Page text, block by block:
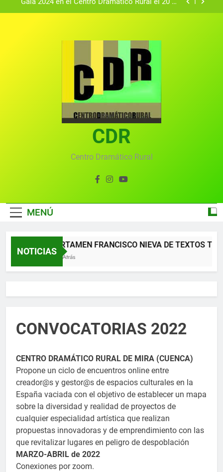
agosto.
Gala anual virtual del Centro Dramático Rural de
Gala del Centro Dramático Rural 2025
Gala 2024 en el Centro Dramático Rural el 20 de
Francisco Nieva de piezas breves teatrales
convocado por el Centro Dramático Rural de Mira
Gala anual virtual del Centro Dramático Rural de
CDR
Centro Dramático Rural
MENÚ
NOTICIAS
XII CERTAMEN FRANCISCO NIEVA DE TEXTOS
2 Meses Atrás
CONVOCATORIAS 2022
CENTRO DRAMÁTICO RURAL DE MIRA (CUENCA)
Propone un ciclo de encuentros online entre
creador@s y gestor@s de espacios culturales en la
España vaciada con el objetivo de establecer un mapa
sobre la diversidad y realidad de proyectos de
cualquier especialidad artística que realizan
propuestas innovadoras y de emprendimiento con las
que revitalizar lugares en peligro de despoblación
MARZO-ABRIL de 2022
Conexiones por zoom.